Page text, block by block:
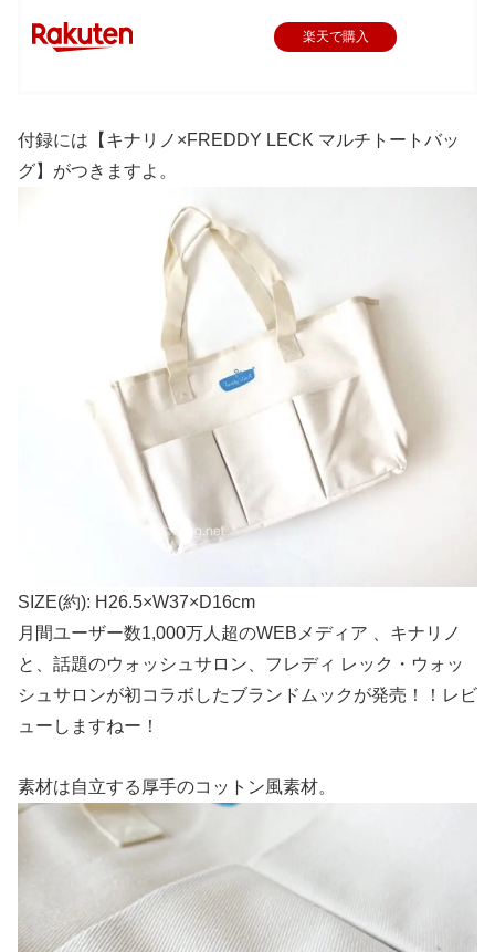
楽天で購入
付録には【キナリノ×FREDDY LECK マルチトートバッ
グ】がつきますよ。
SIZE(約): H26.5×W37×D16cm
月間ユーザー数1,000万人超のWEBメディア 、キナリノ
と、話題のウォッシュサロン、フレディ レック・ウォッ
シュサロンが初コラボしたブランドムックが発売！！レビ
ューしますねー！
素材は自立する厚手のコットン風素材。